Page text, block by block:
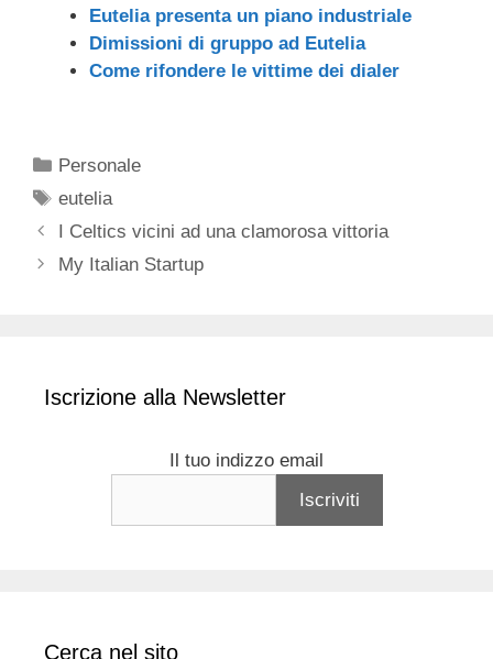
Eutelia presenta un piano industriale
Dimissioni di gruppo ad Eutelia
Come rifondere le vittime dei dialer
Categorie
Personale
Tag
eutelia
I Celtics vicini ad una clamorosa vittoria
My Italian Startup
Iscrizione alla Newsletter
Il tuo indizzo email
Cerca nel sito